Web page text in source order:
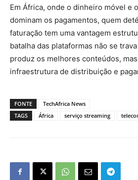
Em África, onde o dinheiro móvel e
dominam os pagamentos, quem
faturação tem uma vantagem
batalha das plataformas não se
produz os melhores conteúdos,
infraestrutura de distribuição e
FONTE
TechAfrica News
TAGS
África serviço streaming